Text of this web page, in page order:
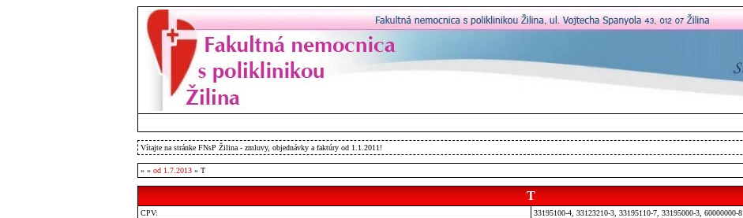
Vítajte na stránke FNsP Žilina - zmluvy, objednávky a faktúry od 1.1.2011!
» » od 1.7.2013 » T
T
CPV:
33195100-4, 33123210-3, 33195110-7, 33195000-3, 60000000-8